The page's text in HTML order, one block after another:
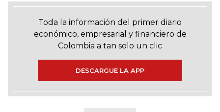
Toda la información del primer diario
económico, empresarial y financiero de
Colombia a tan solo un clic
DESCARGUE LA APP